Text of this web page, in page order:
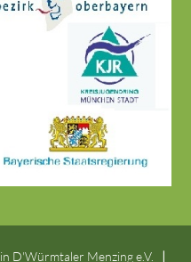
D'Würmtaler Menzing e.V.